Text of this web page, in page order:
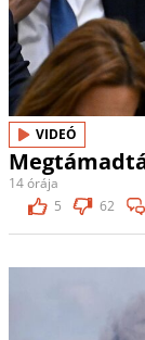
VIDEÓ
14 órája
5
62